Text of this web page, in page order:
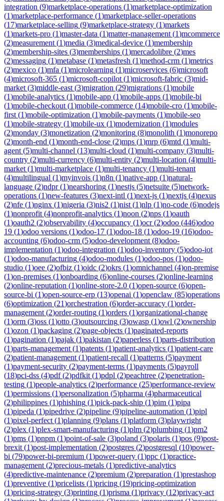
integration (9)marketplace-operations (1)marketplace-optimization
(1)marketplace-performance (1)marketplace-seller-operations
(17)marketplace-selling (9)marketplace-strategy (1)markets
(1)markets-pro (1)master-data (1)matter-management (1)mcommerce
(2)measurement (1)media (3)medical-device (1)membership
(2)membership-sites (3)memberships (1)mercadolibre (2)mes
(2)messaging (1)metabase (1)metasfresh (1)method-crm (1)metrics
(2)mexico (1)mfa (1)microlearning (1)microservices (6)microsoft
(4)microsoft-365 (1)microsoft-copilot (1)microsoft-fabric (3)mid-
market (3)middle-east (3)migration (29)migrations (1)mobile
(1)mobile-analytics (1)mobile-app (1)mobile-apps (1)mobile-bi
(1)mobile-checkout (1)mobile-commerce (14)mobile-cro (1)mobile-
first (1)mobile-optimization (1)mobile-payments (1)mobile-seo
(1)mobile-strategy (1)mobile-ux (1)modernization (1)modules
(2)monday (3)monetization (2)monitoring (8)monolith (1)monorepo
(2)month-end (1)month-end-close (2)mps (1)mrp (6)mtd (1)multi-
agent (5)multi-channel (13)multi-cloud (1)multi-company (3)multi-
country (2)multi-currency (6)multi-entity (2)multi-location (4)multi-
market (1)multi-marketplace (1)multi-tenancy (1)multi-tenant
(4)multilingual (1)myinvois (1)n8n (1)native-app (1)natural-
language (2)ndpr(1)nearshoring (1)nestjs (5)netsuite (5)network-
operations (1)new-features (3)next-intl (1)next-js (1)nextjs (4)nexus
(2)nfe (1)nginx (1)nigeria (3)nis2 (1)nist (1)nlp (1)no-code (6)nodejs
(1)nonprofit (4)nonprofit-analytics (1)noon (2)nps (1)oauth
(1)oauth2 (2)observability (4)occupancy (1)ocr(2)odoo (446)odoo
19 (1)odoo versions (1)odoo-17 (1)odoo-18 (1)odoo-19 (16)odoo-
accounting (6)odoo-crm (5)odoo-development (8)odoo-
implementation (1)odoo-integration (1)odoo-inventory (5)odoo-iot
(1)odoo-manufacturing (4)odoo-modules (1)odoo-pos (1)odoo-
studio (1)oee (2)ofbiz (1)oidc (2)okrs (1)omnichannel (4)on-premise
(1)on-premises (1)onboarding (6)online-courses (2)online-learning
(2)online-reputation (1)online-store-2.0 (1)open-source (6)open-
source-bi (1)open-source-erp (13)openai (1)openclaw (85)operations
(6)optimization (21)orchestration (6)order-accuracy (1)order-
management (2)order-routing (1)orders (1)organizational-change
(1)orm (3)oss (1)otto (3)outsourcing (3)owasp (1)owl (2)ownership
(1)ozon (1)packaging (2)page-objects (1)paginated-reports
(1)pagination (1)pajak (1)pakistan (2)paperless (1)parts-distribution
(1)parts-management (1)patents (1)patient-analytics (1)patient-care
(2)patient-management (1)patient-recall (1)patterns (5)payment
(1)payment-security (2)payment-terms (1)payments (5)payroll
(18)pci-dss (4)pdf(2)pdfkit (1)pdpl (2)peachtree (2)penetration-
testing (1)people-analytics (2)performance (25)performance-review
(1)permissions (1)personalization (5)pharma (4)pharmaceutical
(2)philippines (1)phishing (1)pick-pack-ship (1)pim (1)pipa
(1)pipeda (1)pipedrive (2)pipeline (9)pipeline-automation (1)pipl
(1)pixel-perfect (1)planning (9)plans (1)platform (3)playwright
(2)plex (1)plex-smart-manufacturing (1)plm (2)plumbing (1)pm2
(1)pms (1)pnpm (1)point-of-sale (3)poland (3)polaris (1)pos (9)post-
brexit (1)post-implementation (2)postgres (2)postgresql (10)power-
bi (79)power-bi-premium (1)power-query (1)ppc (1)practice-
management (2)precious-metals (1)predictive-analytics
(4)predictive-maintenance (2)premium (2)preparation (1)prestashop
(1)preventive (1)pricelists (1)pricing (19)pricing-optimization
(1)pricing-strategy (3)printing (1)prisma (1)privacy (12)privacy-act